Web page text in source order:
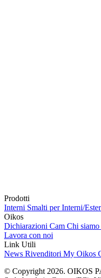
Prodotti
Interni Smalti per Interni/
Oikos
Dichiarazioni Cam Chi siamo
Lavora con noi
Link Utili
News Rivenditori My Oikos
© Copyright 2026. OIKOS